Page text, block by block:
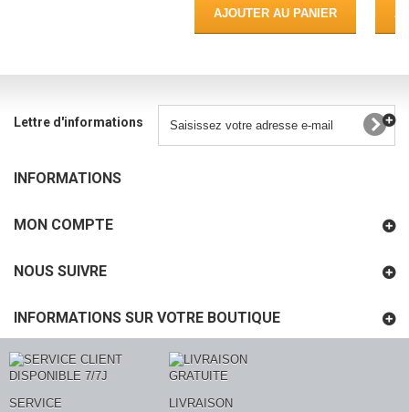
AJOUTER AU PANIER
Lettre d'informations
INFORMATIONS
MON COMPTE
NOUS SUIVRE
INFORMATIONS SUR VOTRE BOUTIQUE
SERVICE
LIVRAISON